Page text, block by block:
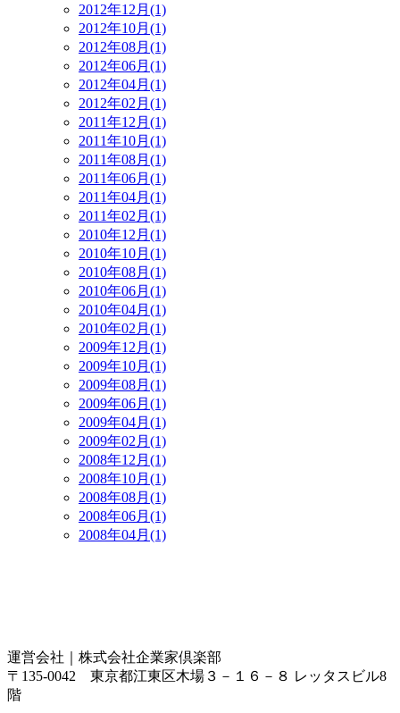
2012年12月(1)
2012年10月(1)
2012年08月(1)
2012年06月(1)
2012年04月(1)
2012年02月(1)
2011年12月(1)
2011年10月(1)
2011年08月(1)
2011年06月(1)
2011年04月(1)
2011年02月(1)
2010年12月(1)
2010年10月(1)
2010年08月(1)
2010年06月(1)
2010年04月(1)
2010年02月(1)
2009年12月(1)
2009年10月(1)
2009年08月(1)
2009年06月(1)
2009年04月(1)
2009年02月(1)
2008年12月(1)
2008年10月(1)
2008年08月(1)
2008年06月(1)
2008年04月(1)
運営会社｜ 株式会社企業家倶楽部
〒135-0042 東京都江東区木場３－１６－８ レッタスビル8
階